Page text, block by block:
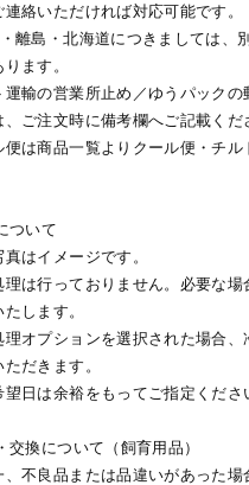
絡いただければ対応可能です。
離島・北海道につきましては、
ます。
運輸の営業所止め／ゆうパック
ご注文時に備考欄へご記載くだ
便は商品一覧よりクール便・チル
ついて
真はイメージです。
理は行っておりません。必要な
します。
理オプションを選択された場合
だきます。
日は余裕をもってご指定くださ
換について（飼育用品）
、不良品または品違いがあった